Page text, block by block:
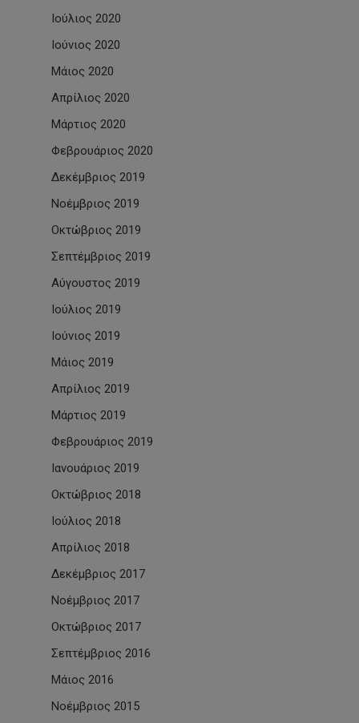
Ιούλιος 2020
Ιούνιος 2020
Μάιος 2020
Απρίλιος 2020
Μάρτιος 2020
Φεβρουάριος 2020
Δεκέμβριος 2019
Νοέμβριος 2019
Οκτώβριος 2019
Σεπτέμβριος 2019
Αύγουστος 2019
Ιούλιος 2019
Ιούνιος 2019
Μάιος 2019
Απρίλιος 2019
Μάρτιος 2019
Φεβρουάριος 2019
Ιανουάριος 2019
Οκτώβριος 2018
Ιούλιος 2018
Απρίλιος 2018
Δεκέμβριος 2017
Νοέμβριος 2017
Οκτώβριος 2017
Σεπτέμβριος 2016
Μάιος 2016
Νοέμβριος 2015